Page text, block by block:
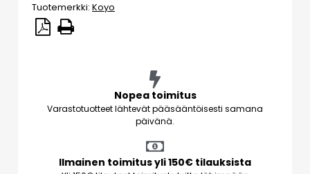
Tuotemerkki: Koyo
Nopea toimitus
Varastotuotteet lähtevät pääsääntöisesti samana
päivänä.
Ilmainen toimitus yli 150€ tilauksista